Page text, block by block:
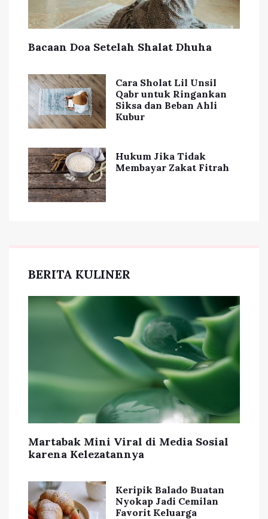
Bacaan Doa Setelah Shalat Dhuha
Cara Sholat Lil Unsil
Qabr untuk Ringankan
Siksa dan Beban Ahli
Kubur
Hukum Jika Tidak
Membayar Zakat Fitrah
BERITA KULINER
Martabak Mini Viral di Media Sosial
karena Kelezatannya
Keripik Balado Buatan
Nyokap Jadi Cemilan
Favorit Keluarga